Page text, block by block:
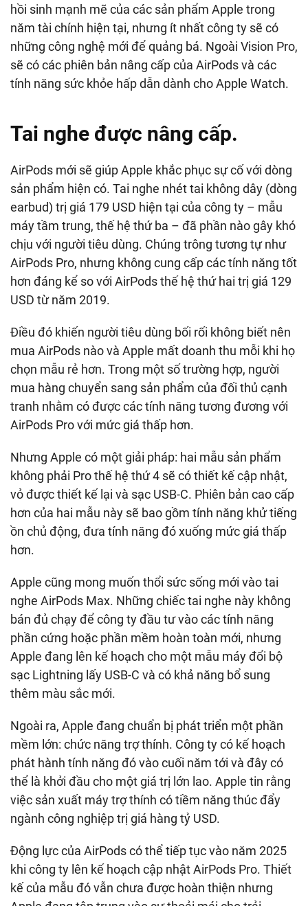
hồi sinh mạnh mẽ của các sản phẩm Apple trong
năm tài chính hiện tại, nhưng ít nhất công ty sẽ có
những công nghệ mới để quảng bá. Ngoài Vision Pro,
sẽ có các phiên bản nâng cấp của AirPods và các
tính năng sức khỏe hấp dẫn dành cho Apple Watch.
Tai nghe được nâng cấp.
AirPods mới sẽ giúp Apple khắc phục sự cố với dòng
sản phẩm hiện có. Tai nghe nhét tai không dây (dòng
earbud) trị giá 179 USD hiện tại của công ty – mẫu
máy tầm trung, thế hệ thứ ba – đã phần nào gây khó
chịu với người tiêu dùng. Chúng trông tương tự như
AirPods Pro, nhưng không cung cấp các tính năng tốt
hơn đáng kể so với AirPods thế hệ thứ hai trị giá 129
USD từ năm 2019.
Điều đó khiến người tiêu dùng bối rối không biết nên
mua AirPods nào và Apple mất doanh thu mỗi khi họ
chọn mẫu rẻ hơn. Trong một số trường hợp, người
mua hàng chuyển sang sản phẩm của đối thủ cạnh
tranh nhằm có được các tính năng tương đương với
AirPods Pro với mức giá thấp hơn.
Nhưng Apple có một giải pháp: hai mẫu sản phẩm
không phải Pro thế hệ thứ 4 sẽ có thiết kế cập nhật,
vỏ được thiết kế lại và sạc USB-C. Phiên bản cao cấp
hơn của hai mẫu này sẽ bao gồm tính năng khử tiếng
ồn chủ động, đưa tính năng đó xuống mức giá thấp
hơn.
Apple cũng mong muốn thổi sức sống mới vào tai
nghe AirPods Max. Những chiếc tai nghe này không
bán đủ chạy để công ty đầu tư vào các tính năng
phần cứng hoặc phần mềm hoàn toàn mới, nhưng
Apple đang lên kế hoạch cho một mẫu máy đổi bộ
sạc Lightning lấy USB-C và có khả năng bổ sung
thêm màu sắc mới.
Ngoài ra, Apple đang chuẩn bị phát triển một phần
mềm lớn: chức năng trợ thính. Công ty có kế hoạch
phát hành tính năng đó vào cuối năm tới và đây có
thể là khởi đầu cho một giá trị lớn lao. Apple tin rằng
việc sản xuất máy trợ thính có tiềm năng thúc đẩy
ngành công nghiệp trị giá hàng tỷ USD.
Động lực của AirPods có thể tiếp tục vào năm 2025
khi công ty lên kế hoạch cập nhật AirPods Pro. Thiết
kế của mẫu đó vẫn chưa được hoàn thiện nhưng